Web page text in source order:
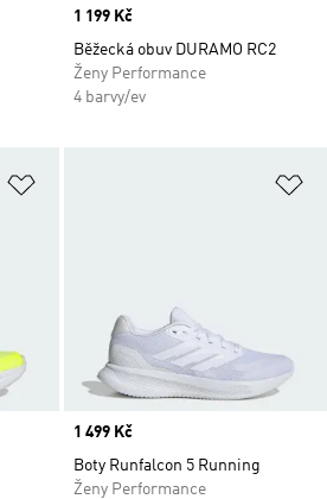
Price
1 199 Kč
Běžecká obuv DURAMO RC2
Ženy Performance
4 barvy/ev
Price
1 499 Kč
Boty Runfalcon 5 Running
Ženy Performance